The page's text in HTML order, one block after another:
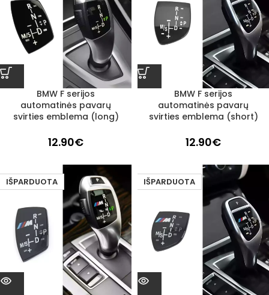
BMW F serijos
automatinės pavarų
svirties emblema (long)
12.90€
BMW F serijos
automatinės pavarų
svirties emblema (short)
12.90€
IŠPARDUOTA IŠPARDUOTA